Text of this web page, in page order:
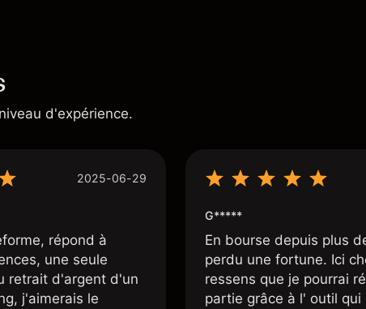
d'expérience.
2025-06-29
répond à
une seule
retrait d'argent d'un
j'aimerais le
G*****
En bourse depuis plus
perdu une fortune. Ici
ressens que je pourrai
partie grâce à l' outil qui